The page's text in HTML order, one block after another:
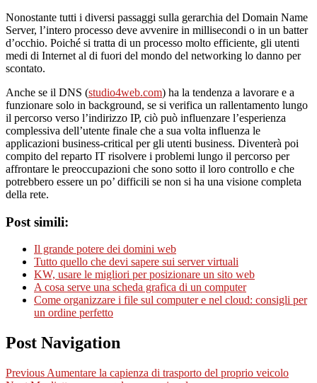
Nonostante tutti i diversi passaggi sulla gerarchia del Domain Name
Server, l’intero processo deve avvenire in millisecondi o in un batter
d’occhio. Poiché si tratta di un processo molto efficiente, gli utenti
medi di Internet al di fuori del mondo del networking lo danno per
scontato.
Anche se il DNS (studio4web.com) ha la tendenza a lavorare e a
funzionare solo in background, se si verifica un rallentamento lungo
il percorso verso l’indirizzo IP, ciò può influenzare l’esperienza
complessiva dell’utente finale che a sua volta influenza le
applicazioni business-critical per gli utenti business. Diventerà poi
compito del reparto IT risolvere i problemi lungo il percorso per
affrontare le preoccupazioni che sono sotto il loro controllo e che
potrebbero essere un po’ difficili se non si ha una visione completa
della rete.
Post simili:
Il grande potere dei domini web
Tutto quello che devi sapere sui server virtuali
KW, usare le migliori per posizionare un sito web
A cosa serve una scheda grafica di un computer
Come organizzare i file sul computer e nel cloud: consigli per
un ordine perfetto
Post Navigation
Previous Aumentare la capienza di trasporto del proprio veicolo